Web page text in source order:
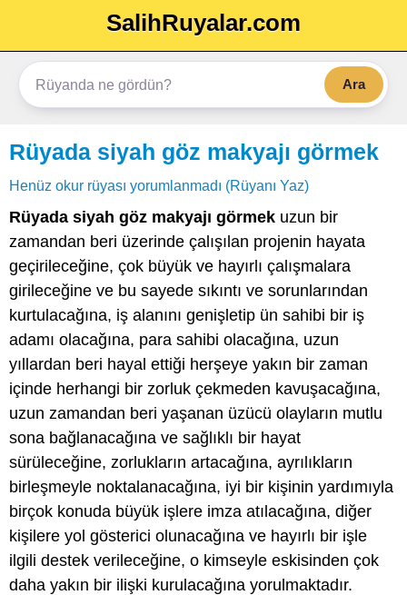
SalihRuyalar.com
Ara
Rüyada siyah göz makyajı görmek
Henüz okur rüyası yorumlanmadı (Rüyanı Yaz)
Rüyada siyah göz makyajı görmek uzun bir
zamandan beri üzerinde çalışılan projenin hayata
geçirileceğine, çok büyük ve hayırlı çalışmalara
girileceğine ve bu sayede sıkıntı ve sorunlarından
kurtulacağına, iş alanını genişletip ün sahibi bir iş
adamı olacağına, para sahibi olacağına, uzun
yıllardan beri hayal ettiği herşeye yakın bir zaman
içinde herhangi bir zorluk çekmeden kavuşacağına,
uzun zamandan beri yaşanan üzücü olayların mutlu
sona bağlanacağına ve sağlıklı bir hayat
sürüleceğine, zorlukların artacağına, ayrılıkların
birleşmeyle noktalanacağına, iyi bir kişinin yardımıyla
birçok konuda büyük işlere imza atılacağına, diğer
kişilere yol gösterici olunacağına ve hayırlı bir işle
ilgili destek verileceğine, o kimseyle eskisinden çok
daha yakın bir ilişki kurulacağına yorulmaktadır.